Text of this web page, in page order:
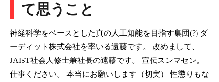
て思うこと
神経科学をベースとした真の人工知能を目指す集団(?) ダ
ーディット株式会社を率いる遠藤です。 改めまして、
JAIST社会人修士兼社長の遠藤です。 宣伝スンマセン。
仕事ください。 本当にお願いします（切実） 性懲りもな